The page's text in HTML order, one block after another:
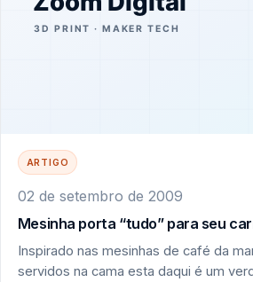
ARTIGO
02 de setembro de 2009
Mesinha porta “tudo” para seu
Inspirado nas mesinhas de café da
servidos na cama esta daqui é um